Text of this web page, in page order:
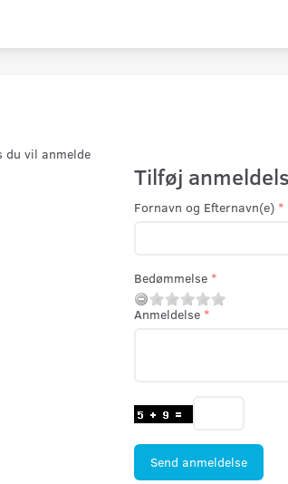
du vil anmelde
Tilføj
Fornavn og Efternavn(e)
Bedømmelse
Anmeldelse
Send anmeldelse